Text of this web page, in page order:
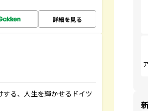
詳細を見る
る、人生を輝かせるドイツ